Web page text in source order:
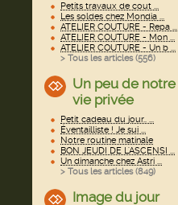
Petits travaux de cout ...
Les soldes chez Mondia ...
ATELIER COUTURE - Repa ...
ATELIER COUTURE - Mon ...
ATELIER COUTURE - Un b ...
> Tous les articles (556)
Un peu de notre
vie privée
Petit cadeau du jour.. ...
Éventailliste ! Je sui ...
Notre routine matinale
BON JEUDI DE L'ASCENSI ...
Un dimanche chez Astri ...
> Tous les articles (849)
Image du jour